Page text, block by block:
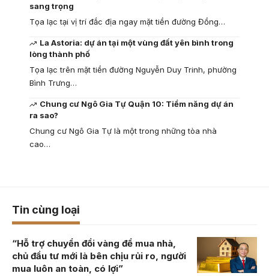
sang trọng
Tọa lạc tại vị trí đắc địa ngay mặt tiền đường Đồng…
La Astoria: dự án tại một vùng đất yên bình trong
lòng thành phố
Tọa lạc trên mặt tiền đường Nguyễn Duy Trinh, phường
Bình Trưng…
Chung cư Ngô Gia Tự Quận 10: Tiềm năng dự án
ra sao?
Chung cư Ngô Gia Tự là một trong những tòa nhà
cao…
Tin cùng loại
“Hỗ trợ chuyển đổi vàng để mua nhà,
chủ đầu tư mới là bên chịu rủi ro, người
mua luôn an toàn, có lợi”